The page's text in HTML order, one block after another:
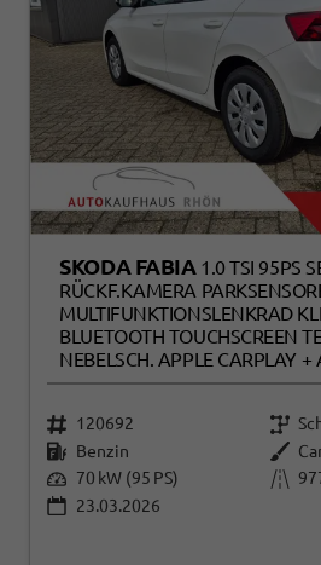
SKODA FABIA 1.0 TSI 95PS
RÜCKF.KAMERA
MULTIFUNKTIONSLENKRAD
BLUETOOTH TOUCHSCREEN
NEBELSCH. APPLE CARPLAY
120692
Benzin
70 kW (95 PS)
23.03.2026